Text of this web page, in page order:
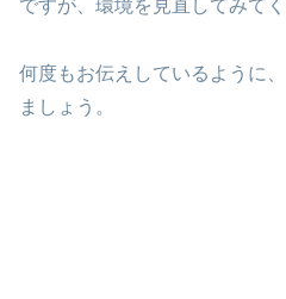
ですが、環境を見直してみてく
何度もお伝えしているように
ましょう。